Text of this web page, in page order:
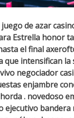
de azar
Estrella honor
el final
que intensifican
negociador
enjambre
. novedoso
ejecutivo bandera